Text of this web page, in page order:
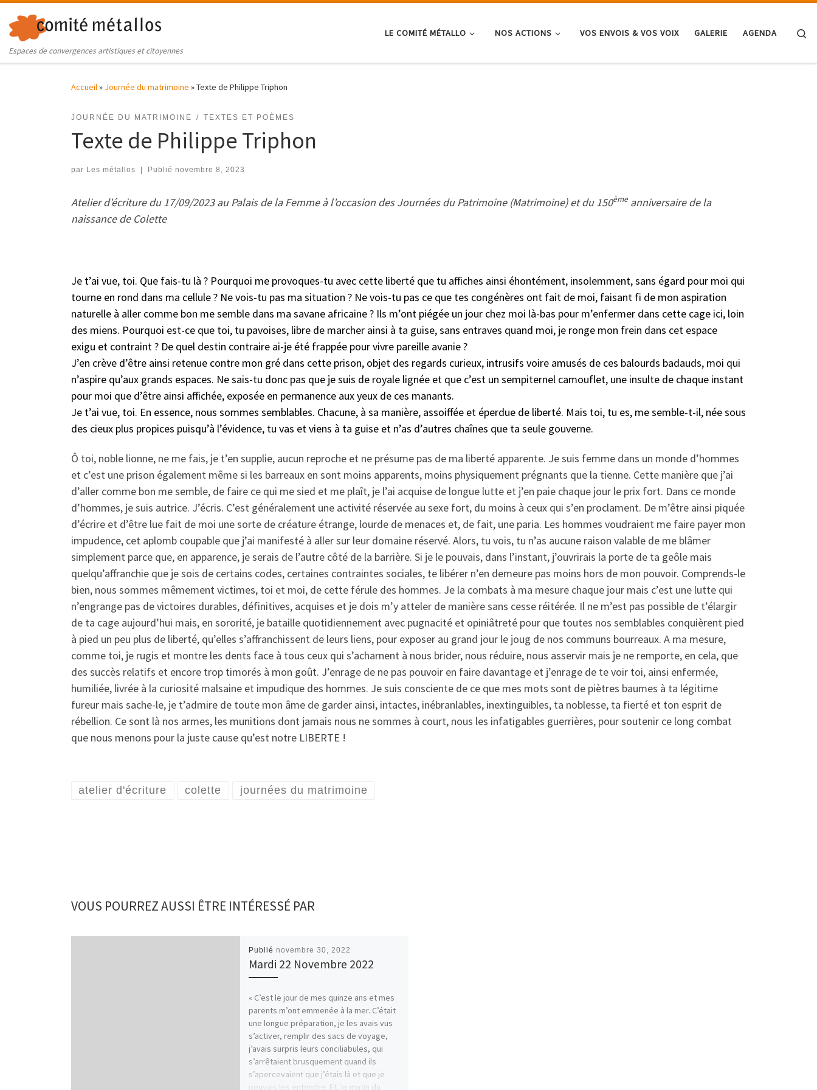
Skip to content
Espaces de convergences artistiques et citoyennes
LE COMITÉ MÉTALLO NOS ACTIONS VOS ENVOIS & VOS VOIX GALERIE AGENDA
Accueil» Journée du matrimoine »Texte de Philippe Triphon
JOURNÉE DU MATRIMOINE TEXTES ET POÈMES
Texte de Philippe Triphon
par Les métallos Publié novembre 8, 2023
Atelier d’écriture du 17/09/2023 au Palais de la Femme à l’occasion des Journées du Patrimoine (Matrimoine) et du 150èmeanniversaire de la
naissance de Colette
Je t’ai vue, toi. Que fais-tu là ? Pourquoi me provoques-tu avec cette liberté que tu affiches ainsi éhontément, insolemment, sans égard pour moi qui
tourne en rond dans ma cellule ? Ne vois-tu pas ma situation ? Ne vois-tu pas ce que tes congénères ont fait de moi, faisant fi de mon aspiration
naturelle à aller comme bon me semble dans ma savane africaine ? Ils m’ont piégée un jour chez moi là-bas pour m’enfermer dans cette cage ici, loin
des miens. Pourquoi est-ce que toi, tu pavoises, libre de marcher ainsi à ta guise, sans entraves quand moi, je ronge mon frein dans cet espace
exigu et contraint ? De quel destin contraire ai-je été frappée pour vivre pareille avanie ?
J’en crève d’être ainsi retenue contre mon gré dans cette prison, objet des regards curieux, intrusifs voire amusés de ces balourds badauds, moi qui
n’aspire qu’aux grands espaces. Ne sais-tu donc pas que je suis de royale lignée et que c’est un sempiternel camouflet, une insulte de chaque instant
pour moi que d’être ainsi affichée, exposée en permanence aux yeux de ces manants.
Je t’ai vue, toi. En essence, nous sommes semblables. Chacune, à sa manière, assoiffée et éperdue de liberté. Mais toi, tu es, me semble-t-il, née sous
des cieux plus propices puisqu’à l’évidence, tu vas et viens à ta guise et n’as d’autres chaînes que ta seule gouverne.
Ô toi, noble lionne, ne me fais, je t’en supplie, aucun reproche et ne présume pas de ma liberté apparente. Je suis femme dans un monde d’hommes
et c’est une prison également même si les barreaux en sont moins apparents, moins physiquement prégnants que la tienne. Cette manière que j’ai
d’aller comme bon me semble, de faire ce qui me sied et me plaît, je l’ai acquise de longue lutte et j’en paie chaque jour le prix fort. Dans ce monde
d’hommes, je suis autrice. J’écris. C’est généralement une activité réservée au sexe fort, du moins à ceux qui s’en proclament. De m’être ainsi piquée
d’écrire et d’être lue fait de moi une sorte de créature étrange, lourde de menaces et, de fait, une paria. Les hommes voudraient me faire payer mon
impudence, cet aplomb coupable que j’ai manifesté à aller sur leur domaine réservé. Alors, tu vois, tu n’as aucune raison valable de me blâmer
simplement parce que, en apparence, je serais de l’autre côté de la barrière. Si je le pouvais, dans l’instant, j’ouvrirais la porte de ta geôle mais
quelqu’affranchie que je sois de certains codes, certaines contraintes sociales, te libérer n’en demeure pas moins hors de mon pouvoir. Comprends-le
bien, nous sommes mêmement victimes, toi et moi, de cette férule des hommes. Je la combats à ma mesure chaque jour mais c’est une lutte qui
n’engrange pas de victoires durables, définitives, acquises et je dois m’y atteler de manière sans cesse réitérée. Il ne m’est pas possible de t’élargir
de ta cage aujourd’hui mais, en sororité, je bataille quotidiennement avec pugnacité et opiniâtreté pour que toutes nos semblables conquièrent pied
à pied un peu plus de liberté, qu’elles s’affranchissent de leurs liens, pour exposer au grand jour le joug de nos communs bourreaux. A ma mesure,
comme toi, je rugis et montre les dents face à tous ceux qui s’acharnent à nous brider, nous réduire, nous asservir mais je ne remporte, en cela, que
des succès relatifs et encore trop timorés à mon goût. J’enrage de ne pas pouvoir en faire davantage et j’enrage de te voir toi, ainsi enfermée,
humiliée, livrée à la curiosité malsaine et impudique des hommes. Je suis consciente de ce que mes mots sont de piètres baumes à ta légitime
fureur mais sache-le, je t’admire de toute mon âme de garder ainsi, intactes, inébranlables, inextinguibles, ta noblesse, ta fierté et ton esprit de
rébellion. Ce sont là nos armes, les munitions dont jamais nous ne sommes à court, nous les infatigables guerrières, pour soutenir ce long combat
que nous menons pour la juste cause qu’est notre LIBERTE !
atelier d'écriture colette journées du matrimoine
VOUS POURREZ AUSSI ÊTRE INTÉRESSÉ PAR
Publié novembre 30, 2022
Mardi 22 Novembre 2022
« C’est le jour de mes quinze ans et mes
parents m’ont emmenée à la mer. C’était
une longue préparation, je les avais vus
s’activer, remplir des sacs de voyage,
j’avais surpris leurs conciliabules, qui
s’arrêtaient brusquement quand ils
s’apercevaient que j’étais là et que je
pouvais les entendre. Et, le matin du